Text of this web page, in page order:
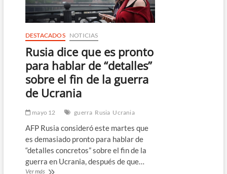
soldados
rusos
para
combatir
en
Ucrania
DESTACADOS NOTICIAS
Rusia dice que es pronto
para hablar de “detalles”
sobre el fin de la guerra
de Ucrania
mayo 12 guerra Rusia Ucrania
AFP Rusia consideró este martes que
es demasiado pronto para hablar de
“detalles concretos” sobre el fin de la
guerra en Ucrania, después de que…
Ver másRusia